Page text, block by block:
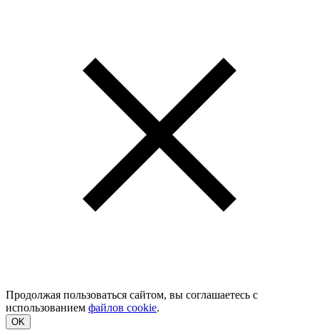
Продолжая пользоваться сайтом, вы соглашаетесь с
использованием файлов cookie.
OK